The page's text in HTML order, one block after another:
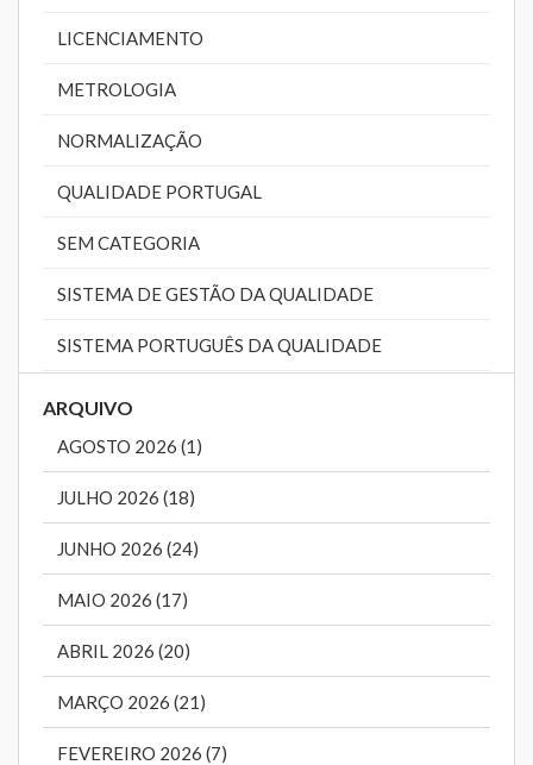
LICENCIAMENTO
METROLOGIA
NORMALIZAÇÃO
QUALIDADE PORTUGAL
SEM CATEGORIA
SISTEMA DE GESTÃO DA QUALIDADE
SISTEMA PORTUGUÊS DA QUALIDADE
ARQUIVO
AGOSTO 2026 (1)
JULHO 2026 (18)
JUNHO 2026 (24)
MAIO 2026 (17)
ABRIL 2026 (20)
MARÇO 2026 (21)
FEVEREIRO 2026 (7)